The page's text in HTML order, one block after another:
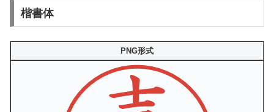
楷書体
PNG形式